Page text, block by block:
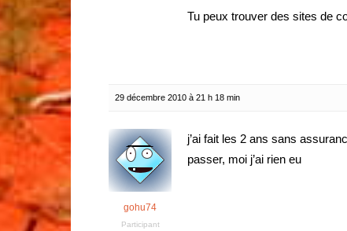
Tu peux trouver des sites de
29 décembre 2010 à 21 h 18 min
gohu74
Participant
j’ai fait les 2 ans sans
passer, moi j’ai rien eu